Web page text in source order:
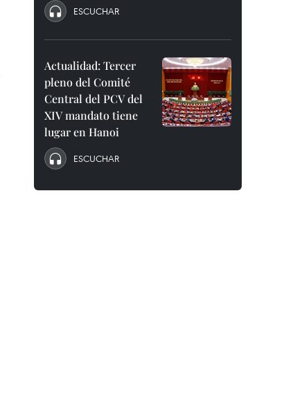
ESCUCHAR
Actualidad: Tercer
pleno del Comité
Central del PCV del
XIV mandato tiene
lugar en Hanoi
ESCUCHAR